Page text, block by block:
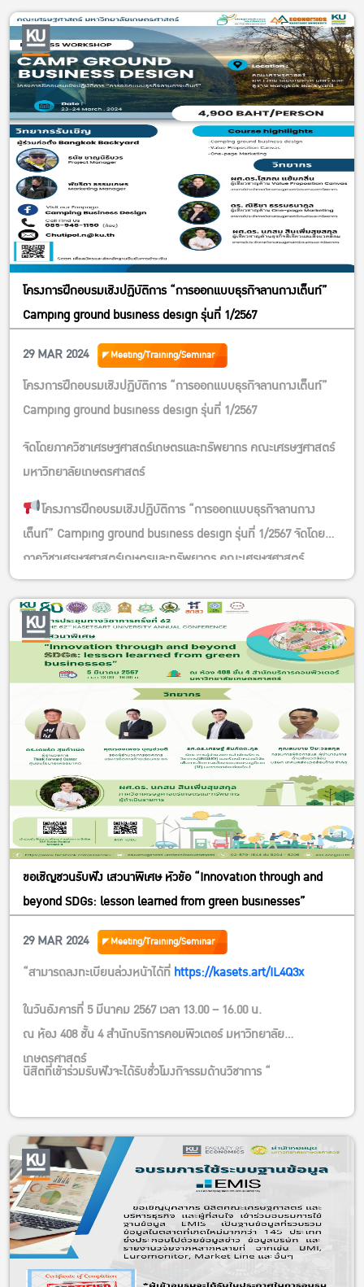
โครงการฝึกอบรมเชิงปฏิบัติการ “การออกแบบธุรกิจลานกางเต็นท์”
Camping ground business design รุ่นที่ 1/2567
29 MAR 2024
Meeting/Training/Seminar
โครงการฝึกอบรมเชิงปฏิบัติการ “การออกแบบธุรกิจลานกางเต็นท์”
Camping ground business design รุ่นที่ 1/2567
จัดโดยภาควิชาเศรษฐศาสตร์เกษตรและทรัพยากร คณะเศรษฐศาสตร์
มหาวิทยาลัยเกษตรศาสตร์
โครงการฝึกอบรมเชิงปฏิบัติการ “การออกแบบธุรกิจลานกาง
เต็นท์” Camping ground business design รุ่นที่ 1/2567 จัดโดย
ภาควิชาเศรษฐศาสตร์เกษตรและทรัพยากร คณะเศรษฐศาสตร์
มหาวิทยาลัยเกษตรศาสตร์
วันที่ 23-24 มีนาคม 2567 เวลา 09.00 – 16.00 น.
Onsite ณ คณะเศรษฐศาสตร์ มหาวิทยาลัยเกษตรศาสตร์
วิทยาเขตบางเขน และดูงานและทำ Workshop ที่ Bangkok
Backyard
วิทยากรโดยอาจารย์ผู้เชี่ยวชาญด้านธุรกิจและการตลาดจากภาค
ภาควิชาเศรษฐศาสตร์เกษตรและทรัพยากร คณะเศรษฐศาสตร์
มหาวิทยาลัยเกษตรศาสตร์ และวิทยากรรับเชิญ คือ คุณธนัช ชาญนิธิ
บวร และคุณพัชริดา ธรรมเกสร ผู้ร่วมก่อตั้ง Bangkok Backyard
หลักสูตรนี้เหมาะสำหรับผู้ที่ต้องการทำธุรกิจลานกางเต็นท์ หรือ ผู้ที่
สนใจอบรมเพื่อเป็นแนวทางในการดำเนินธุรกิจการท่องเที่ยวเชื่อมโยง
หรือลานกางเต็นท์ในอนาคต
หลักสูตรนี้เหมาะสำหรับเจ้าหน้าที่ของรัฐ เช่น กรมอุทยานแห่งชาติ
สัตว์ป่า และพันธุ์พืช, กรมการท่องเที่ยว,กรมส่งเสริมการเกษตร,
พัฒนาการท่องเที่ยวลานกางเต็นท์ในอนาคต
จุดเด่นของโครงการอบรมนี้
การประยุกต์แนวคิดและทฤษฎีด้านโมเดลธุรกิจและการตลาด และ
ได้ความรู้และประสบการณ์จากผู้ที่ทำธุรกิจลานลานกางเต็นท์จริง เพื่อ
เข้าใจกลุ่มลูกค้า ในรูปแบบต่างๆ
Workshop ไปพร้อมกับวิทยากร และดูงานในสถานที่จริงที่ ลาน
กางเต็นท์ Bangkok Backyard
หลักสูตรระยะสั้น เรียนวันเสาร์-อาทิตย์ รวมทั้งหมด 12 ชั่วโมง
งานและทำ Workshop ที่ Bangkok Backyard
ไม่ต้องมีความรู้พื้นฐานด้านธุรกิจการท่องเที่ยวหรือลานกางเต็นท์
มาก่อน
สามารถออกใบเสร็จในนามองค์กรได้
ขอเชิญชวนรับฟัง เสวนาพิเศษ หัวข้อ “Innovation through and
beyond SDGs: lesson learned from green businesses”
29 MAR 2024
Meeting/Training/Seminar
“สามารถลงทะเบียนล่วงหน้าได้ที่ https://kasets.art/IL4Q3x
ในวันอังคารที่ 5 มีนาคม 2567 เวลา 13.00 – 16.00 น.
ณ ห้อง 408 ชั้น 4 สำนักบริการคอมพิวเตอร์ มหาวิทยาลัย
เกษตรศาสตร์
นิสิตที่เข้าร่วมรับฟังจะได้รับชั่วโมงกิจรรมด้านวิชาการ “